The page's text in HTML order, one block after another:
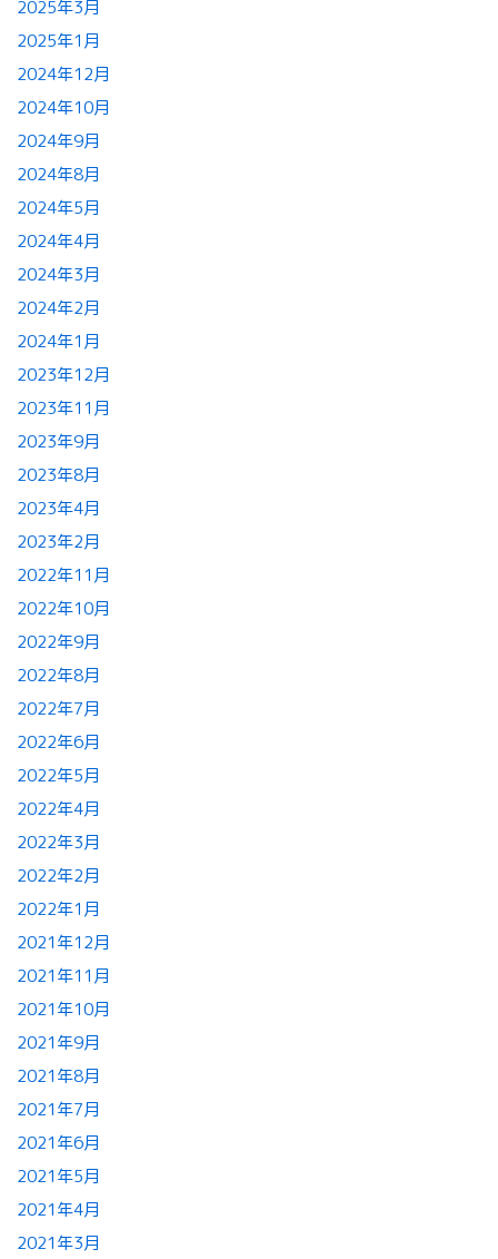
2025年3月
2025年1月
2024年12月
2024年10月
2024年9月
2024年8月
2024年5月
2024年4月
2024年3月
2024年2月
2024年1月
2023年12月
2023年11月
2023年9月
2023年8月
2023年4月
2023年2月
2022年11月
2022年10月
2022年9月
2022年8月
2022年7月
2022年6月
2022年5月
2022年4月
2022年3月
2022年2月
2022年1月
2021年12月
2021年11月
2021年10月
2021年9月
2021年8月
2021年7月
2021年6月
2021年5月
2021年4月
2021年3月